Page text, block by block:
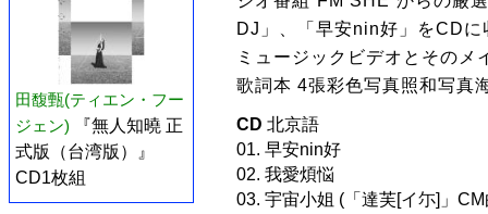
田馥甄(ティエン・フー
ジェン)
『無人知曉 正
式版（台湾版）』
CD1枚組
DJ」、「早安nin好」をCD
ミュージックビデオとその
歌詞本 4張彩色写真照和写真
CD 北京語
01. 早安nin好
02. 我愛煩悩
03. 宇宙小姐 (「達芙[イ尓]」CM